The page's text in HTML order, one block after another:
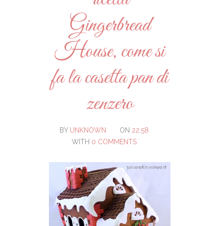
Gingerbread
House, come si
fa la casetta pan di
zenzero
BY UNKNOWN ON 22:58
WITH 0 COMMENTS